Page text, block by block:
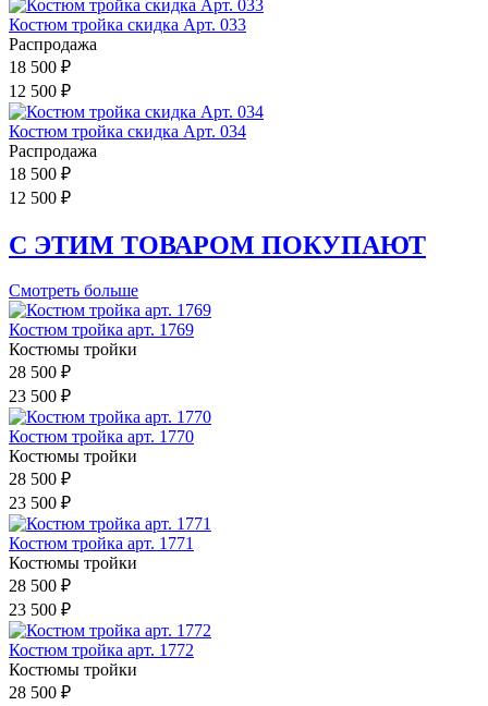
Костюм тройка скидка Арт. 033
Распродажа
18 500 ₽
12 500 ₽
Костюм тройка скидка Арт. 034
Распродажа
18 500 ₽
12 500 ₽
С ЭТИМ ТОВАРОМ ПОКУПАЮТ
Смотреть больше
Костюм тройка арт. 1769
Костюмы тройки
28 500 ₽
23 500 ₽
Костюм тройка арт. 1770
Костюмы тройки
28 500 ₽
23 500 ₽
Костюм тройка арт. 1771
Костюмы тройки
28 500 ₽
23 500 ₽
Костюм тройка арт. 1772
Костюмы тройки
28 500 ₽